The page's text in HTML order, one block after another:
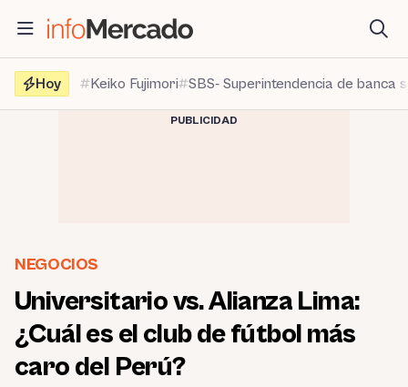
contenido
Hoy
Keiko Fujimori SBS- Superintendencia de banca
PUBLICIDAD
NEGOCIOS
Universitario vs. Alianza Lima:
¿Cuál es el club de fútbol más
caro del Perú?